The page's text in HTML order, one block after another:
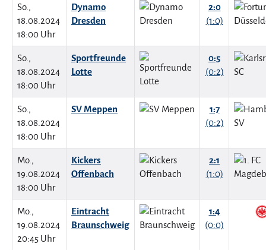
So.,
18.08.2024
18:00 Uhr
Dynamo
Dresden
2:0
(1:0)
So.,
18.08.2024
18:00 Uhr
Sportfreunde
Lotte
0:5
(0:2)
So.,
18.08.2024
18:00 Uhr
SV Meppen
1:7
(0:2)
Mo.,
19.08.2024
18:00 Uhr
Kickers
Offenbach
2:1
(1:0)
Mo.,
19.08.2024
20:45 Uhr
Eintracht
Braunschweig
1:4
(0:0)